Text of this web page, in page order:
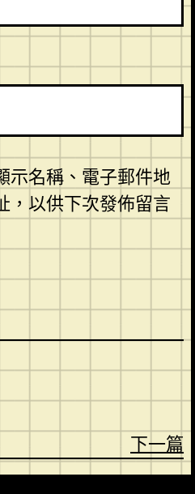
示名稱、電子郵件地
，以供下次發佈留言
下一篇